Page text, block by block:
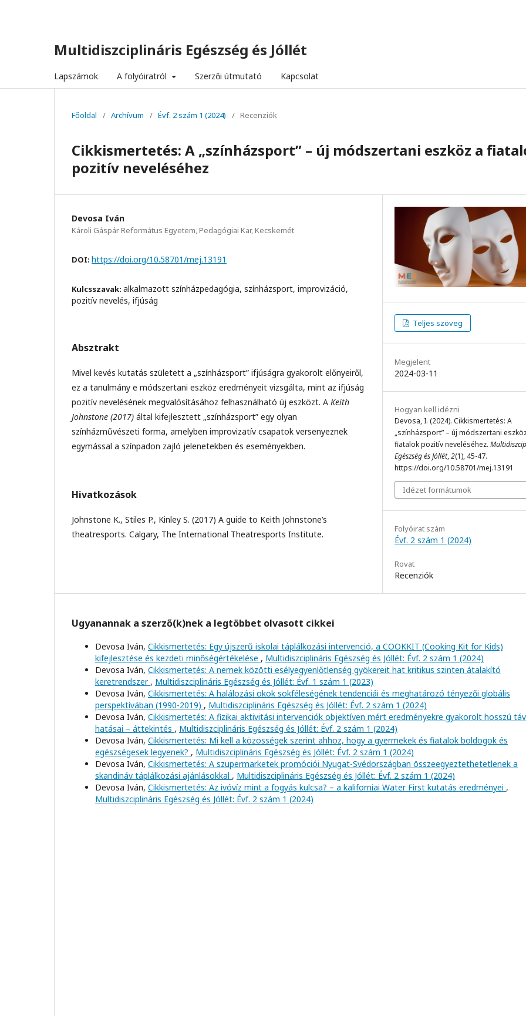
Multidiszciplináris Egészség és Jóllét
Lapszámok A folyóiratról Szerzői útmutató Kapcsolat
Főoldal / Archívum / Évf. 2 szám 1 (2024) / Recenziók
Cikkismertetés: A „színházsport” – új módszertani eszköz a
pozitív neveléséhez
Devosa Iván
Károli Gáspár Református Egyetem, Pedagógiai Kar, Kecskemét
DOI: https://doi.org/10.58701/mej.13191
Kulcsszavak: alkalmazott színházpedagógia, színházsport, improvizáció,
pozitív nevelés, ifjúság
Absztrakt
Mivel kevés kutatás született a „színházsport” ifjúságra gyakorolt előnyeiről,
ez a tanulmány e módszertani eszköz eredményeit vizsgálta, mint az ifjúság
pozitív nevelésének megvalósításához felhasználható új eszközt. A Keith
Johnstone (2017) által kifejlesztett „színházsport” egy olyan
színházművészeti forma, amelyben improvizatív csapatok versenyeznek
egymással a színpadon zajló jelenetekben és eseményekben.
Hivatkozások
Johnstone K., Stiles P., Kinley S. (2017) A guide to Keith Johnstone’s
theatresports. Calgary, The International Theatresports Institute.
Teljes szöveg
Megjelent
2024-03-11
Hogyan kell idézni
Devosa, I. (2024). Cikkismertetés: A
„színházsport” – új módszertani
fiatalok pozitív neveléséhez.
Egészség és Jóllét,2(1), 45-47.
https://doi.org/10.58701/mej.13191
Idézet formátumok
Folyóirat szám
Évf. 2 szám 1 (2024)
Rovat
Recenziók
Ugyanannak a szerző(k)nek a legtöbbet olvasott cikkei
Devosa Iván, Cikkismertetés: Egy újszerű iskolai táplálkozási intervenció, a COOKKIT (Cooking Kit for Kids)
kifejlesztése és kezdeti minőségértékelése , Multidiszciplináris Egészség és Jóllét: Évf. 2 szám 1 (2024)
Devosa Iván, Cikkismertetés: A nemek közötti esélyegyenlőtlenség gyökereit hat kritikus szinten átalakító
keretrendszer , Multidiszciplináris Egészség és Jóllét: Évf. 1 szám 1 (2023)
Devosa Iván, Cikkismertetés: A halálozási okok sokféleségének tendenciái és meghatározó tényezői globális
perspektívában (1990-2019) , Multidiszciplináris Egészség és Jóllét: Évf. 2 szám 1 (2024)
Devosa Iván, Cikkismertetés: A fizikai aktivitási intervenciók objektíven mért eredményekre gyakorolt hosszú
hatásai – áttekintés , Multidiszciplináris Egészség és Jóllét: Évf. 2 szám 1 (2024)
Devosa Iván, Cikkismertetés: Mi kell a közösségek szerint ahhoz, hogy a gyermekek és fiatalok boldogok és
egészségesek legyenek? , Multidiszciplináris Egészség és Jóllét: Évf. 2 szám 1 (2024)
Devosa Iván, Cikkismertetés: A szupermarketek promóciói Nyugat-Svédországban összeegyeztethetetlenek a
skandináv táplálkozási ajánlásokkal , Multidiszciplináris Egészség és Jóllét: Évf. 2 szám 1 (2024)
Devosa Iván, Cikkismertetés: Az ivóvíz mint a fogyás kulcsa? – a kaliforniai Water First kutatás eredményei ,
Multidiszciplináris Egészség és Jóllét: Évf. 2 szám 1 (2024)